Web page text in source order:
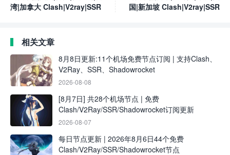
湾|加拿大 Clash|V2ray|SSR
国|新加坡 Clash|V2ray|SSR
相关文章
8月8日更新:11个机场免费节点订阅 | 支持Clash、
V2Ray、SSR、Shadowrocket
2026-08-08
[8月7日] 共28个机场节点 | 免费
Clash/V2Ray/SSR/Shadowrocket订阅更新
2026-08-07
每日节点更新 | 2026年8月6日44个免费
Clash/V2Ray/SSR/Shadowrocket节点